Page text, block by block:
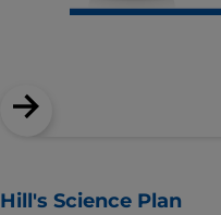
Hill's Science Plan